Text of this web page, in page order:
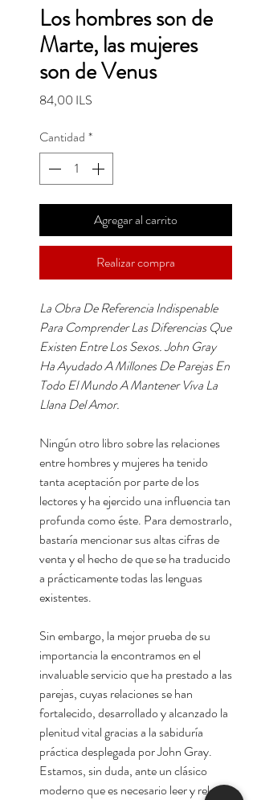
Los hombres son de
Marte, las mujeres
son de Venus
84,00 ILS
Cantidad *
Agregar al carrito
Realizar compra
La Obra De Referencia Indispenable
Para Comprender Las Diferencias Que
Existen Entre Los Sexos. John Gray
Ha Ayudado A Millones De Parejas En
Todo El Mundo A Mantener Viva La
Llana Del Amor.
Ningún otro libro sobre las relaciones
entre hombres y mujeres ha tenido
tanta aceptación por parte de los
lectores y ha ejercido una influencia tan
profunda como éste. Para demostrarlo,
bastaría mencionar sus altas cifras de
venta y el hecho de que se ha traducido
a prácticamente todas las lenguas
existentes.
Sin embargo, la mejor prueba de su
importancia la encontramos en el
invaluable servicio que ha prestado a las
parejas, cuyas relaciones se han
fortalecido, desarrollado y alcanzado la
plenitud vital gracias a la sabiduría
práctica desplegada por John Gray.
Estamos, sin duda, ante un clásico
moderno que es necesario leer y releer.